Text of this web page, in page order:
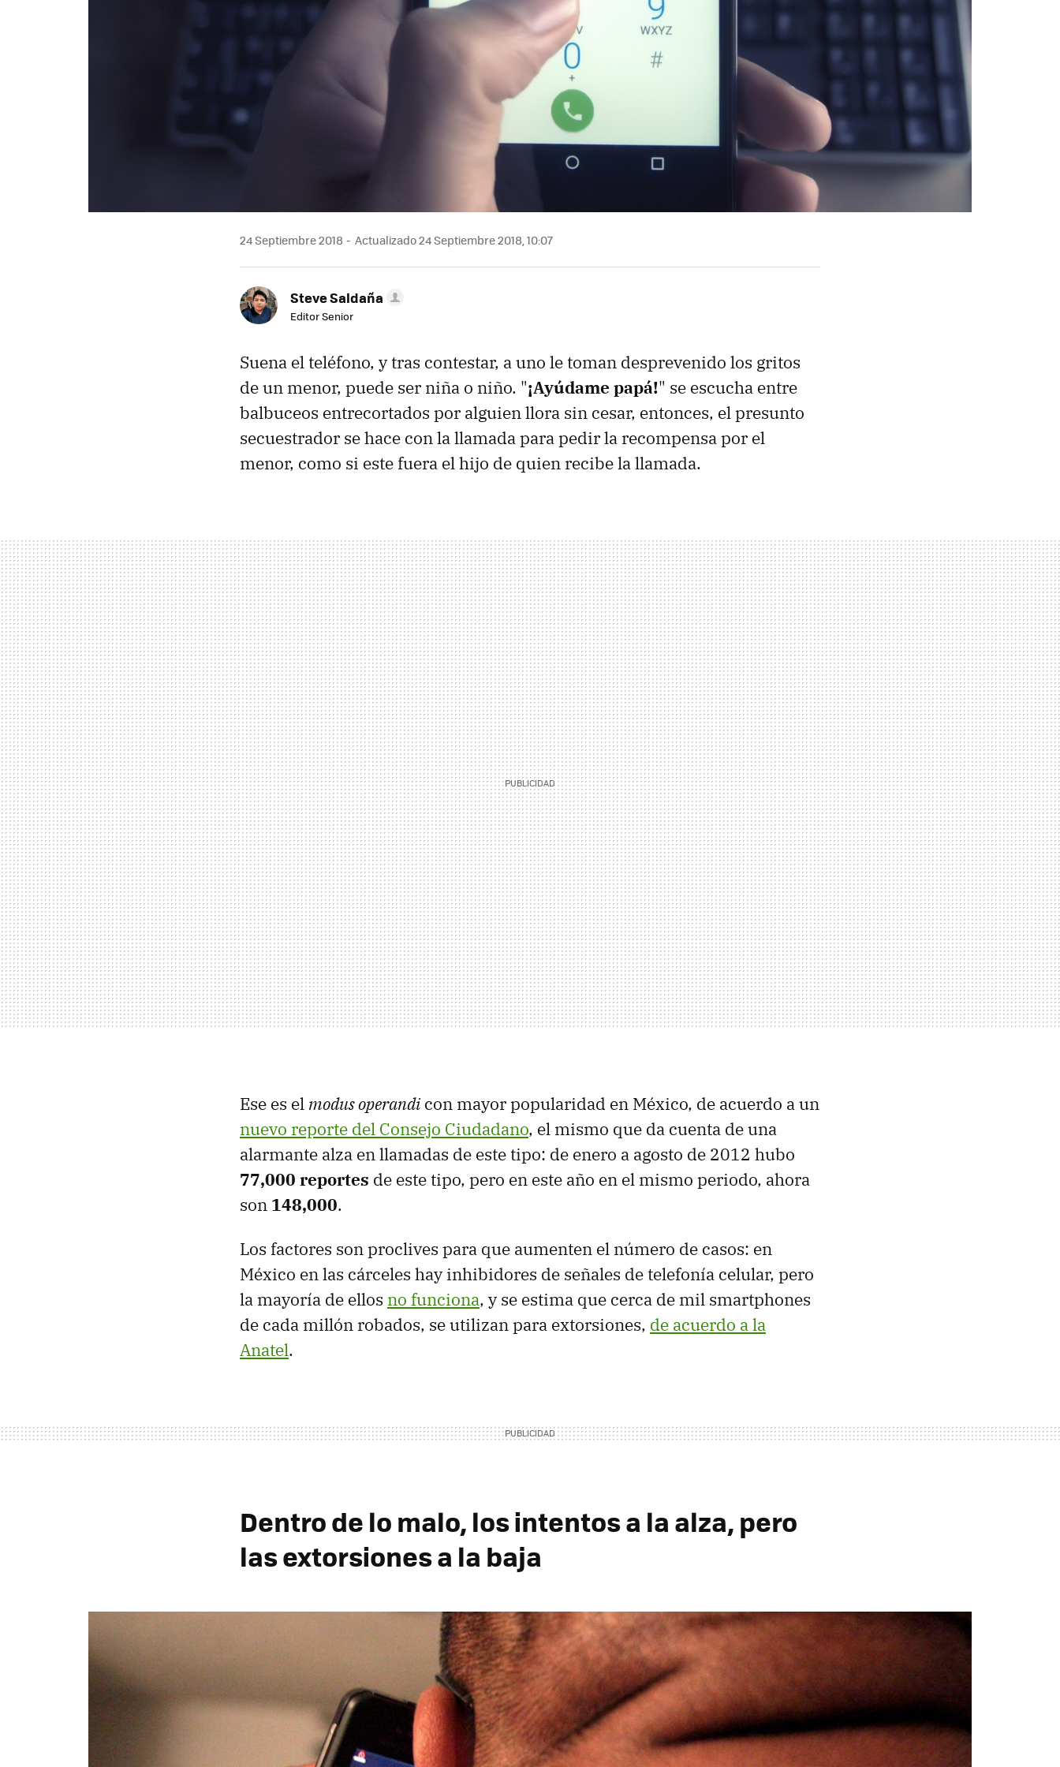
24 Septiembre 2018 Actualizado 24 Septiembre 2018, 10:07
Steve Saldaña
Editor Senior
Suena el teléfono, y tras contestar, a uno le toman desprevenido los gritos
de un menor, puede ser niña o niño. "¡Ayúdame papá!" se escucha entre
balbuceos entrecortados por alguien llora sin cesar, entonces, el presunto
secuestrador se hace con la llamada para pedir la recompensa por el
menor, como si este fuera el hijo de quien recibe la llamada.
Ese es el modus operandicon mayor popularidad en México, de acuerdo a un
nuevo reporte del Consejo Ciudadano, el mismo que da cuenta de una
alarmante alza en llamadas de este tipo: de enero a agosto de 2012 hubo
77,000 reportes de este tipo, pero en este año en el mismo periodo, ahora
son 148,000.
Los factores son proclives para que aumenten el número de casos: en
México en las cárceles hay inhibidores de señales de telefonía celular, pero
la mayoría de ellos no funciona, y se estima que cerca de mil smartphones
de cada millón robados, se utilizan para extorsiones, de acuerdo a la
Anatel.
Dentro de lo malo, los intentos a la alza, pero
las extorsiones a la baja